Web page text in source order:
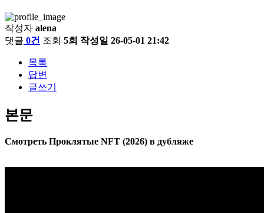
작성자 alena
댓글 0건 조회 5회 작성일 26-05-01 21:42
목록
답변
글쓰기
본문
Смотреть Проклятые NFT (2026) в дубляже